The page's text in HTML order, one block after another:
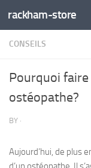
Skip to content
rackham-store
CONSEILS
Pourquoi
ostéopathe?
BY ·
Aujourd’hui, de plus